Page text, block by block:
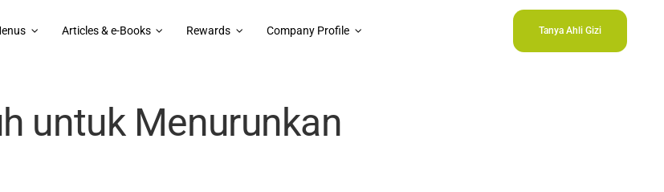
Articles & e-Books Rewards Company Profile Tanya Ahli Gizi
untuk Menurunkan